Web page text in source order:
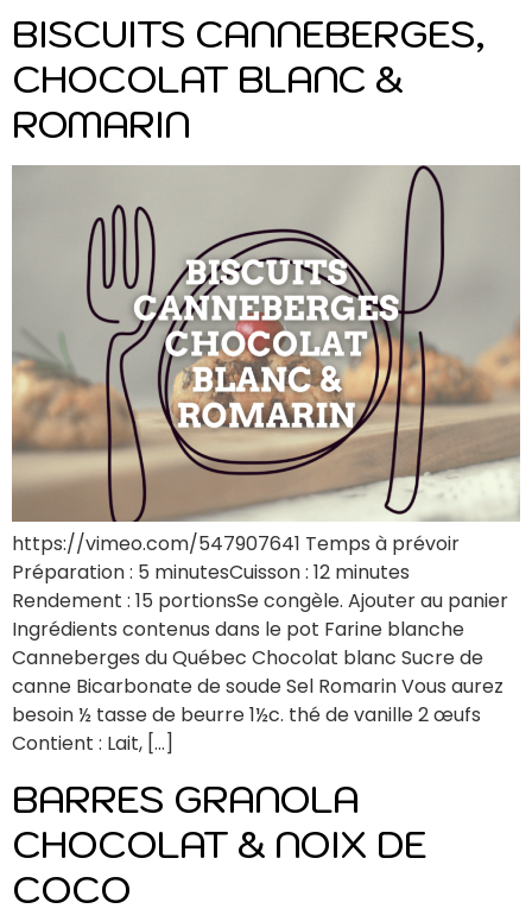
BISCUITS CANNEBERGES,
CHOCOLAT BLANC &
ROMARIN
https://vimeo.com/547907641 Temps à prévoir
Préparation : 5 minutesCuisson : 12 minutes
Rendement : 15 portionsSe congèle. Ajouter au panier
Ingrédients contenus dans le pot Farine blanche
Canneberges du Québec Chocolat blanc Sucre de
canne Bicarbonate de soude Sel Romarin Vous aurez
besoin ½ tasse de beurre 1½c. thé de vanille 2 œufs
Contient : Lait, […]
BARRES GRANOLA
CHOCOLAT & NOIX DE
COCO